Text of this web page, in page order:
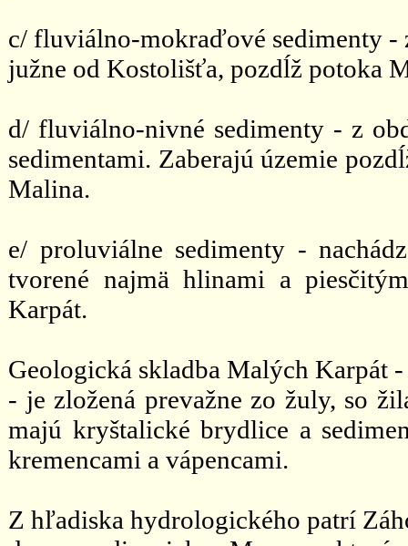
c/ fluviálno-mokraďové sedimenty -
južne od Kostolišťa, pozdĺž potoka
d/ fluviálno-nivné sedimenty - z
sedimentami. Zaberajú územie
Malina.
e/ proluviálne sedimenty -
tvorené najmä hlinami a
Karpát.
Geologická skladba Malých Karpát
- je zložená prevažne zo žuly, so
majú kryštalické brydlice a
kremencami a vápencami.
Z hľadiska hydrologického patrí